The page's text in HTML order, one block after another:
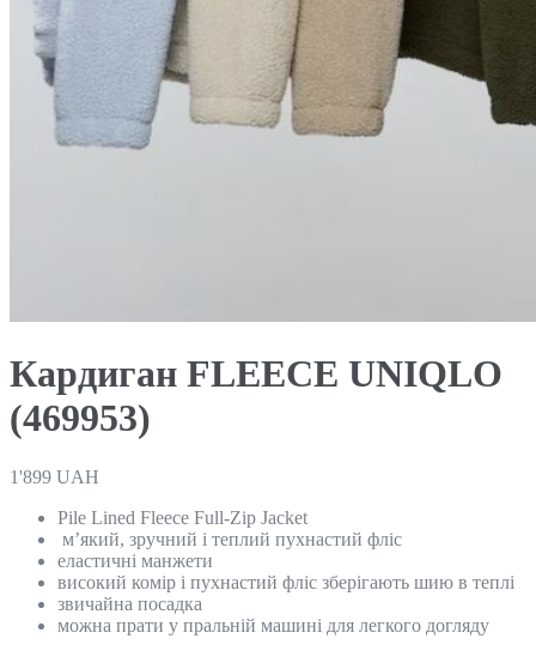
Кардиган FLEECE UNIQLO
(469953)
1'899 UAH
Pile Lined Fleece Full-Zip Jacket
м’який, зручний і теплий пухнастий фліс
еластичні манжети
високий комір і пухнастий фліс зберігають шию в теплі
звичайна посадка
можна прати у пральній машині для легкого догляду